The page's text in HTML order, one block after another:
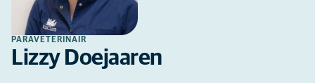
PARAVETERINAIR
Lizzy Doejaaren